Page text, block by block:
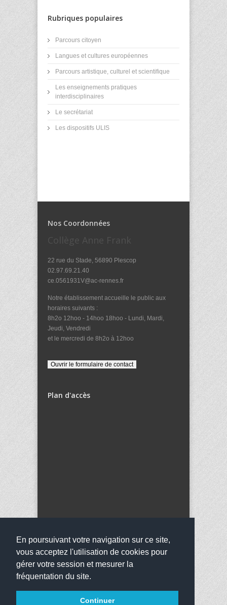
En poursuivant votre navigation sur ce site,
vous acceptez l'utilisation de cookies pour
gérer votre session et mesurer la
fréquentation du site.
Continuer
Rubriques populaires
Parcours citoyen
Langues et cultures européennes
Parcours artistique, culturel et scientifique
Les enseignements pratiques
interdisciplinaires
Le secrétariat
Les dispositifs ULIS
Nos Coordonnées
Collège Anne Frank
22 rue du Stade, 56890 Plescop
02.97.69.21.40
ce.0561931V@ac-rennes.fr
Notre établissement accueille le public aux
horaires suivants :
8h2o 12hoo - 14hoo 18hoo - Lundi, Mardi,
Jeudi, Vendredi
et le mercredi de 8h2o à 12hoo
Plan d'accès
réservés